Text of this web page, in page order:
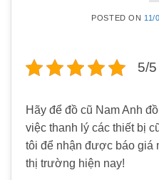
POSTED ON 11/
5/
Hãy để đồ cũ Nam Anh
việc thanh lý các thiết bị
tôi để nhận được báo giá
thị trường hiện nay!